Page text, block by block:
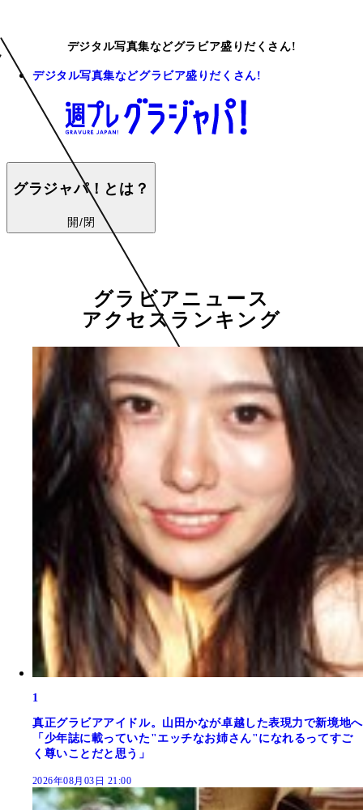
デジタル写真集などグラビア盛りだくさん!
デジタル写真集などグラビア盛りだくさん!
グラジャパ！とは？
開/閉
グラビアニュース
アクセスランキング
1
真正グラビアアイドル。山田かなが卓越した表現力で新境地へ
「少年誌に載っていた"エッチなお姉さん"になれるってすご
く尊いことだと思う」
2026年08月03日 21:00